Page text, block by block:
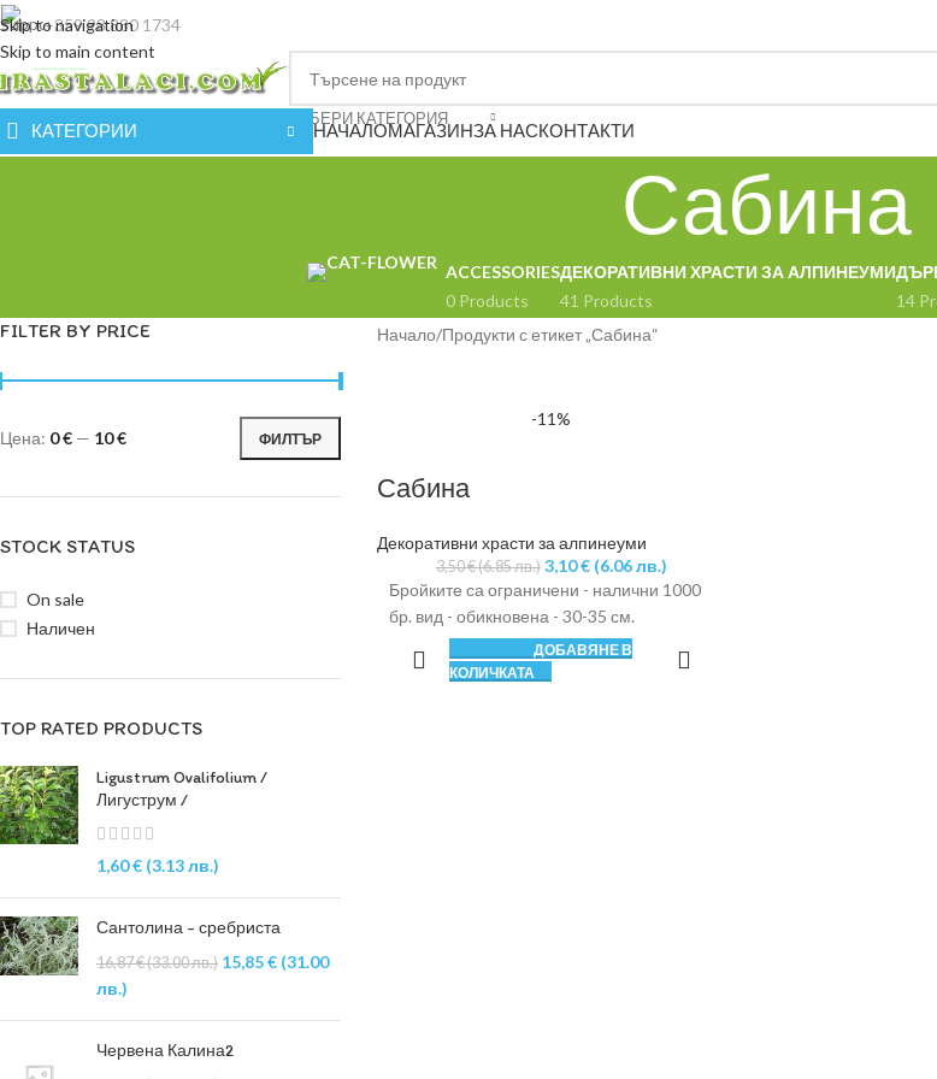
Skip to navigation
Skip to main content
+359 98 880 1734
ИЗБЕРИ КАТЕГОРИЯ
КАТЕГОРИИ НАЧАЛОМАГАЗИНЗА НАСКОНТАКТИ
Сабина
ACCESSORIES
0 Products
ДЕКОРАТИВНИ ХРАСТИ ЗА АЛПИНЕУМИ
41 Products
14
FILTER BY PRICE
ФИЛТЪР
Цена: 0 € — 10 €
STOCK STATUS
On sale
Наличен
TOP RATED PRODUCTS
Ligustrum Ovalifolium /
Лигуструм /
1,60€ (3.13 лв.)
Сантолина - сребриста
16,87€(33.00 лв.) 15,85€ (31.00
лв.)
Червена Калина2
Начало Продукти с етикет „Сабина“
-11%
Сабина
Декоративни храсти за алпинеуми
3,50€(6.85 лв.) 3,10€ (6.06 лв.)
Бройките са ограничени - налични 1000
бр. вид - обикновена - 30-35 см.
ДОБАВЯНЕ В
КОЛИЧКАТА